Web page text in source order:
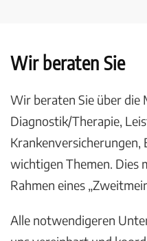
Wir beraten Sie
Wir beraten Sie über die
Diagnostik/Therapie,
wichtigen Themen. Dies
Rahmen eines
Alle notwendigeren